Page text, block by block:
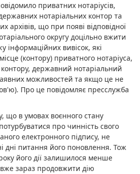
приватних нотаріусів,
нотаріальних контор та
архівів, що при появі відповідної
округу доцільно вжити
інформаційних вивісок, які
(контору) приватного нотаріуса,
державний нотаріальний
можливостей та якщо це не
Про це повідомляє пресслужба
що в умовах воєнного стану
про чинність свого
електронного підпису, не
дні питання його поновлення. Тож
його дії залишилося менше
зараз продовжити дію